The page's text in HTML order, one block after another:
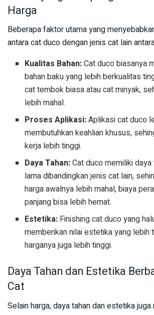
Harga
Beberapa faktor utama yang
antara cat duco dengan jenis cat lain
Kualitas Bahan:Cat duco biasanya
bahan baku yang lebih berkualitas
cat tembok biasa atau cat minyak,
lebih mahal.
Proses Aplikasi:Aplikasi cat duco
membutuhkan keahlian khusus,
kerja lebih tinggi.
Daya Tahan:Cat duco memiliki
lama dibandingkan jenis cat lain,
harga awalnya lebih mahal, biaya
panjang bisa lebih hemat.
Estetika: Finishing cat duco yang
memberikan nilai estetika yang lebih
harganya juga lebih tinggi.
Daya Tahan dan Estetika
Cat
Selain harga, daya tahan dan estetika juga